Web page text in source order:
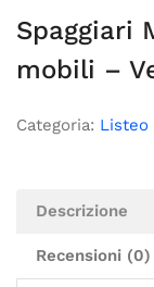
Spaggiari
mobili –
Categoria: Listeo
Descrizione
Recensioni (0)